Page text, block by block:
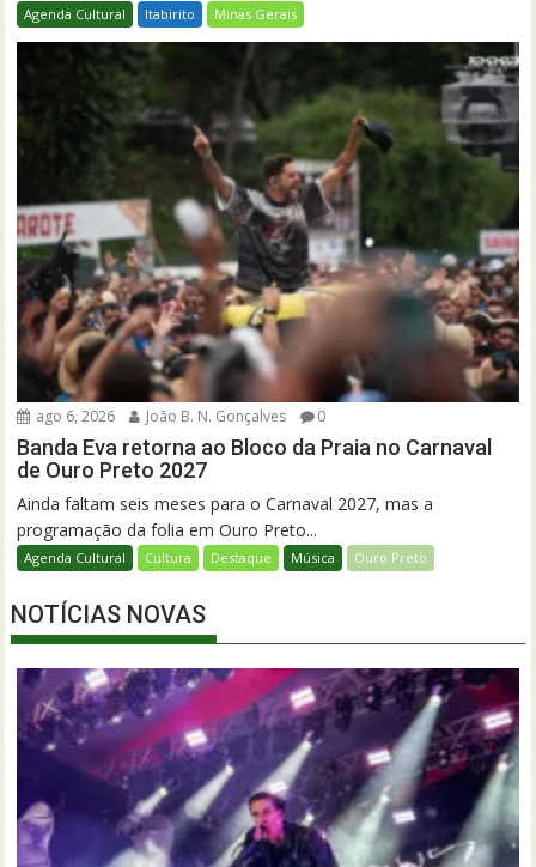
Agenda Cultural Itabirito Minas Gerais
ago 6, 2026 João B. N. Gonçalves 0
Banda Eva retorna ao Bloco da Praia no Carnaval
de Ouro Preto 2027
Ainda faltam seis meses para o Carnaval 2027, mas a
programação da folia em Ouro Preto...
Agenda Cultural Cultura Destaque Música Ouro Preto
NOTÍCIAS NOVAS